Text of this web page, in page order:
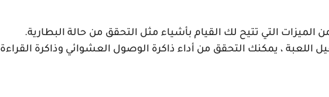
الميزات التي تتيح لك القيام بأشياء مثل التحقق من حالة البطارية.
اللعبة ، يمكنك التحقق من أداء ذاكرة الوصول العشوائي وذاكرة القراءة